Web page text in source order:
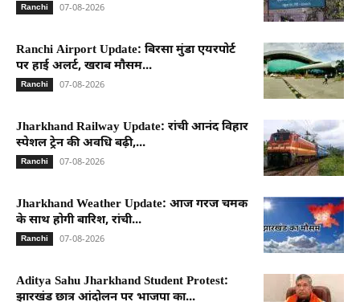
Ranchi 07-08-2026
Ranchi Airport Update: बिरसा मुंडा एयरपोर्ट
पर हाई अलर्ट, खराब मौसम...
Ranchi 07-08-2026
Jharkhand Railway Update: रांची आनंद विहार
स्पेशल ट्रेन की अवधि बढ़ी,...
Ranchi 07-08-2026
Jharkhand Weather Update: आज गरज चमक
के साथ होगी बारिश, रांची...
Ranchi 07-08-2026
Aditya Sahu Jharkhand Student Protest:
झारखंड छात्र आंदोलन पर भाजपा का...